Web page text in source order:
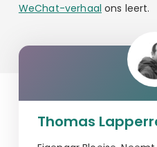
WeChat-verhaal ons leert.
Thomas